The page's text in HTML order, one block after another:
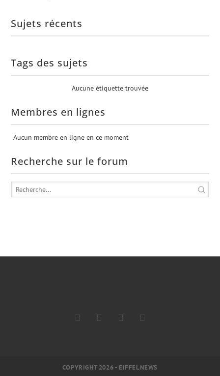
Sujets récents
Tags des sujets
Aucune étiquette trouvée
Membres en lignes
Aucun membre en ligne en ce moment
Recherche sur le forum
COPYRIGHT 2026 - EIFFELNEWS